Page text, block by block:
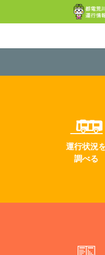
運行状況
調べる